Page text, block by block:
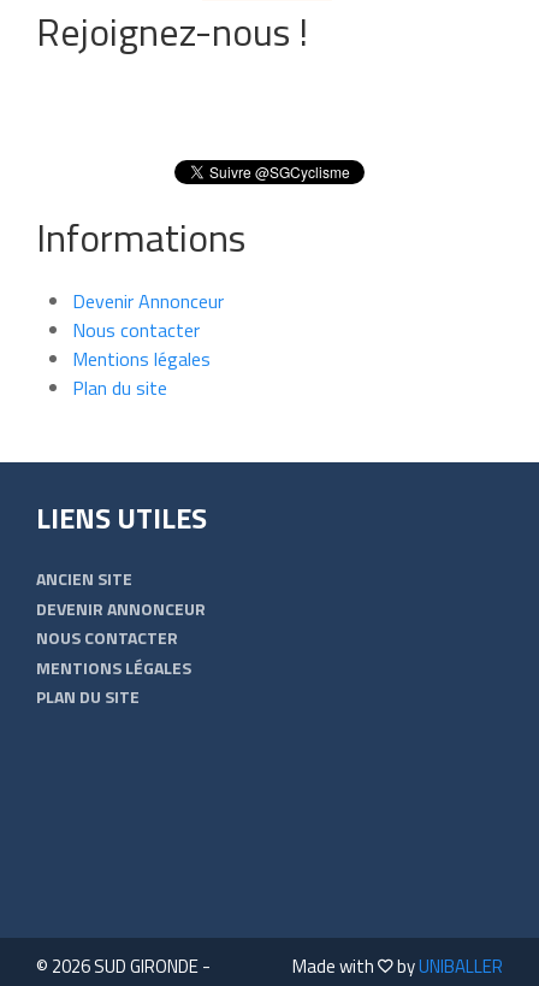
Rejoignez-nous !
Informations
Devenir Annonceur
Nous contacter
Mentions légales
Plan du site
LIENS UTILES
ANCIEN SITE
DEVENIR ANNONCEUR
NOUS CONTACTER
MENTIONS LÉGALES
PLAN DU SITE
© 2026 SUD GIRONDE -
Made with byUNIBALLER